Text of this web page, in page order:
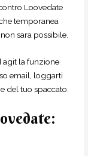
Loovedate
temporanea
sara possibile.
agit la funzione
email, loggarti
del tuo spaccato.